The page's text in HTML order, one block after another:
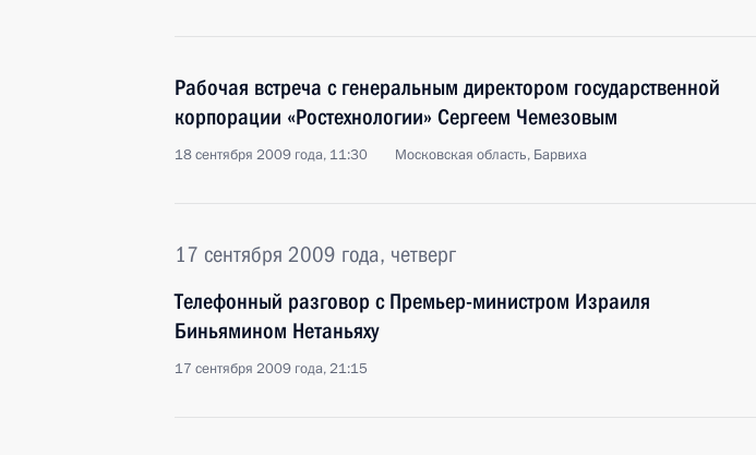
Рабочая встреча с генеральным директором государственной
корпорации «Ростехнологии» Сергеем Чемезовым
18 сентября 2009 года, 11:30 Московская область, Барвиха
17 сентября 2009 года, четверг
Телефонный разговор с Премьер-министром Израиля
Биньямином Нетаньяху
17 сентября 2009 года, 21:15